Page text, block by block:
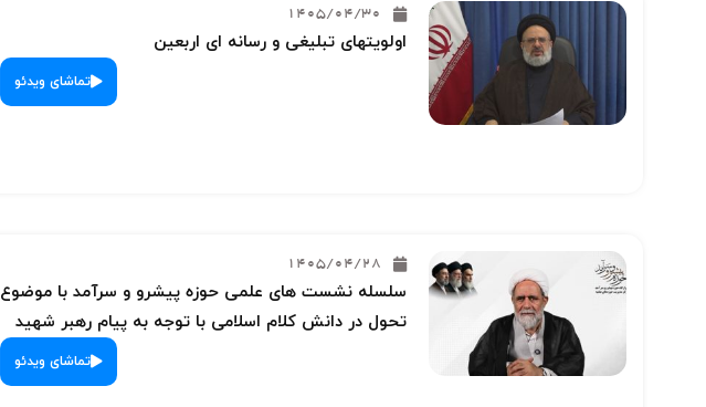
1405/04/30
اولویتهای تبلیغی و رسانه ای اربعین
تماشای ویدئو
1405/04/28
سلسله نشست های علمی حوزه پیشرو و سرآمد با موضوع
تحول در دانش کلام اسلامی با توجه به پیام رهبر شهید
تماشای ویدئو